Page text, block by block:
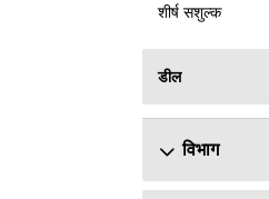
शीर्ष सशुल्क
डील
विभाग